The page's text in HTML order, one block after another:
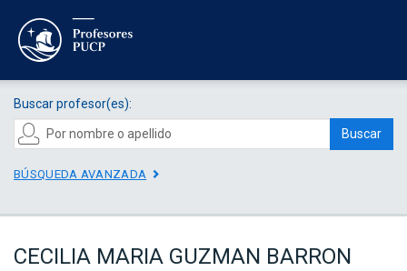
Buscar profesor(es):
Buscar
BÚSQUEDA AVANZADA
CECILIA MARIA GUZMAN BARRON